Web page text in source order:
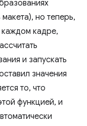
но теперь,
каждом кадре,
и запускать
значения
то, что
функцией, и